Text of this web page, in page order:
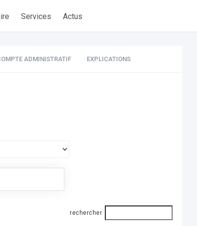
Services Actus
ADMINISTRATIF EXPLICATIONS
rechercher